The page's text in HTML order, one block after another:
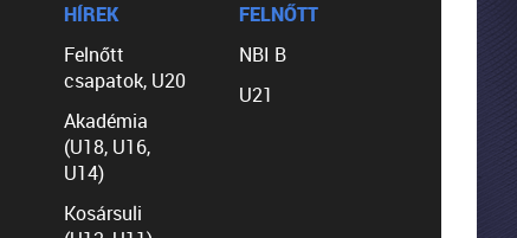
HÍREK
Felnőtt
csapatok, U20
Akadémia
(U18, U16,
U14)
Kosársuli
FELNŐTT
NBI B
U21